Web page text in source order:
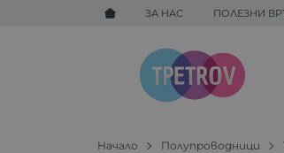
ЗА НАС ПОЛЕЗНИ
Начало Полупроводници